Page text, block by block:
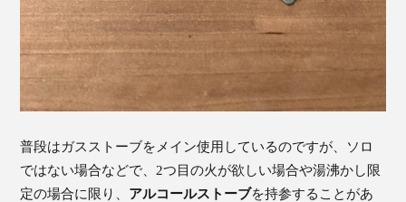
普段はガスストーブをメイン使用しているのですが、ソロ
ではない場合などで、2つ目の火が欲しい場合や湯沸かし限
定の場合に限り、 アルコールストーブを持参することがあ